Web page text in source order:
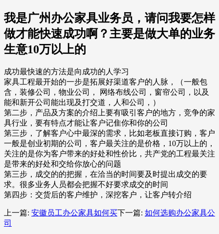
我是广州办公家具业务员，请问我要怎样
做才能快速成功啊？主要是做大单的业务
生意10万以上的
成功最快速的方法是向成功的人学习
家具工程最开始的一步是拓展好渠道客户的人脉，（一般包
含，装修公司，物业公司， 网络布线公司，窗帘公司，以及
能和新开公司能出现及打交道，人和公司，）
第二步，产品及方案的介绍上要有吸引客户的地方，竞争的家
具行业，要有特点才能让客户记隹你和你的公司
第三步，了解客户心中最深的需求，比如老板直接订购，客户
一般是创业初期的公司，客户最关注的是价格，10万以上的，
关注的是你为客户带来的好处和性价比，共产党的工程最关注
是带来的好处和交给你放心的问题
第三步，成交的的把握，在洽当的时间要及时提出成交的要
求。很多业务人员都会把握不好要求成交的时间
第四步：交货后的客户维护，深挖客户，让客户转介绍
上一篇: 安徽员工办公家具如何买下一篇: 如何选购办公家具公
司